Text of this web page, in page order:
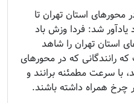
محورهای استان تهران تا
دارد یادآور شد: فردا وزش باد
استان تهران را شاهد
رانندگانی که در محورهای
با سرعت مطمئنه برانند و
چرخ همراه داشته باشند.